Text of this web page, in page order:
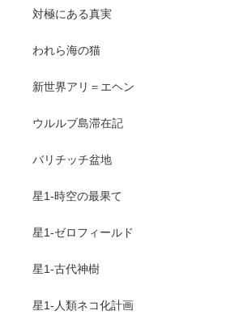
対極にある真実
われら海の猫
新世界アリ＝エヘン
ウルルブ島滞在記
バリチッチ盆地
星1-時空の最果て
星1-ゼロフィールド
星1-古代神樹
星1-人類ネコ化計画